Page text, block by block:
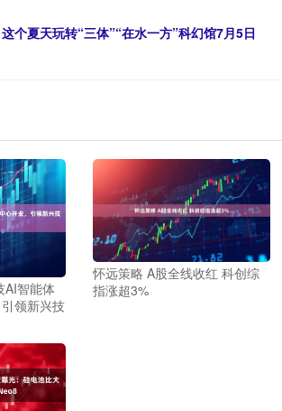
个夏天玩转“三体”“在水一方”科幻馆7月5日
AI智能体
领新兴技
怀远策略 A股全线收红 科创综
指涨超3%